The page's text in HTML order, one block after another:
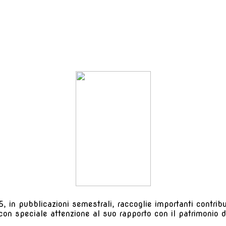
in pubblicazioni semestrali, raccoglie importanti
speciale attenzione al suo rapporto con il patrimonio